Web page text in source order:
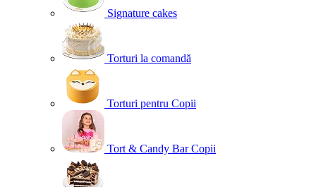
Signature cakes
Torturi la comandă
Torturi pentru Copii
Tort & Candy Bar Copii